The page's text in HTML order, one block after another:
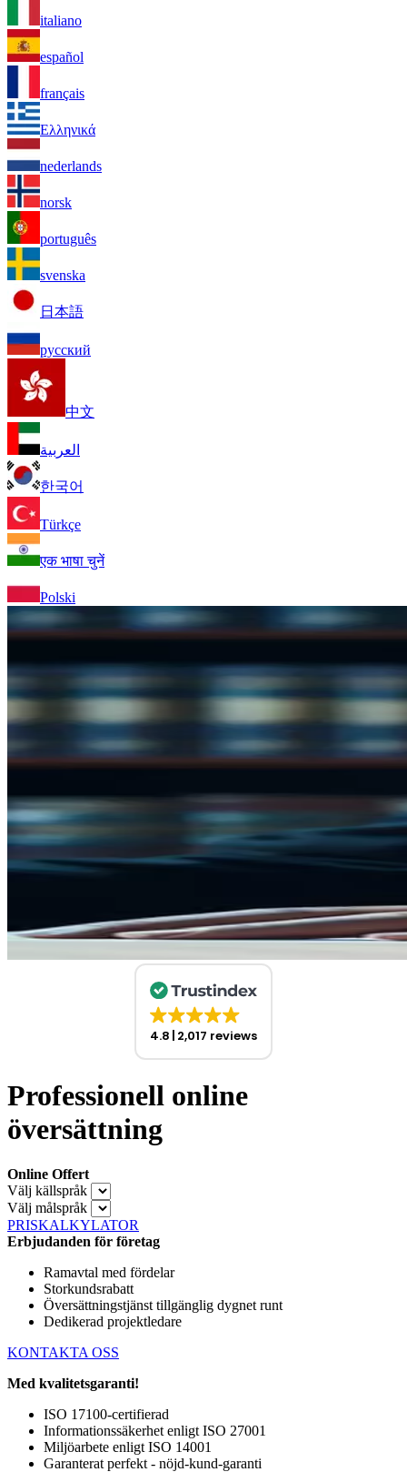
italiano
español
français
Ελληνικά
nederlands
norsk
português
svenska
日本語
русский
中文
العربية
한국어
Türkçe
एक भाषा चुनें
Polski
4.8 2,017 reviews
Professionell online
översättning
Online Offert
Välj källspråk
Välj målspråk
PRISKALKYLATOR
Erbjudanden för företag
Ramavtal med fördelar
Storkundsrabatt
Översättningstjänst tillgänglig dygnet runt
Dedikerad projektledare
KONTAKTA OSS
Med kvalitetsgaranti!
ISO 17100-certifierad
Informationssäkerhet enligt ISO 27001
Miljöarbete enligt ISO 14001
Garanterat perfekt - nöjd-kund-garanti